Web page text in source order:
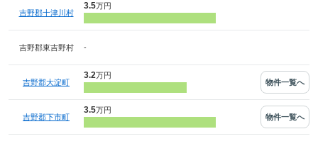
吉野郡十津川村
3.5万円
吉野郡東吉野村 -
吉野郡大淀町
3.2万円
物件一覧へ
吉野郡下市町
3.5万円
物件一覧へ